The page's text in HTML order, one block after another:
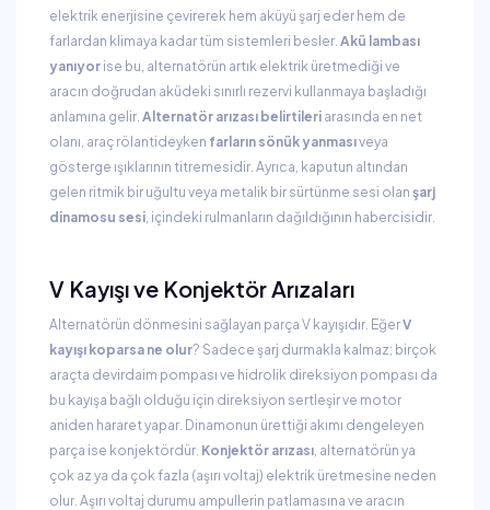
elektrik enerjisine çevirerek hem aküyü şarj eder hem de
farlardan klimaya kadar tüm sistemleri besler. Akü lambası
yanıyor ise bu, alternatörün artık elektrik üretmediği ve
aracın doğrudan aküdeki sınırlı rezervi kullanmaya başladığı
anlamına gelir. Alternatör arızası belirtileri arasında en net
olanı, araç rölantideyken farların sönük yanmasıveya
gösterge ışıklarının titremesidir. Ayrıca, kaputun altından
gelen ritmik bir uğultu veya metalik bir sürtünme sesi olan şarj
dinamosu sesi, içindeki rulmanların dağıldığının habercisidir.
V Kayışı ve Konjektör Arızaları
Alternatörün dönmesini sağlayan parça V kayışıdır. EğerV
kayışı koparsa ne olur? Sadece şarj durmakla kalmaz; birçok
araçta devirdaim pompası ve hidrolik direksiyon pompası da
bu kayışa bağlı olduğu için direksiyon sertleşir ve motor
aniden hararet yapar. Dinamonun ürettiği akımı dengeleyen
parça ise konjektördür. Konjektör arızası, alternatörün ya
çok az ya da çok fazla (aşırı voltaj) elektrik üretmesine neden
olur. Aşırı voltaj durumu ampullerin patlamasına ve aracın